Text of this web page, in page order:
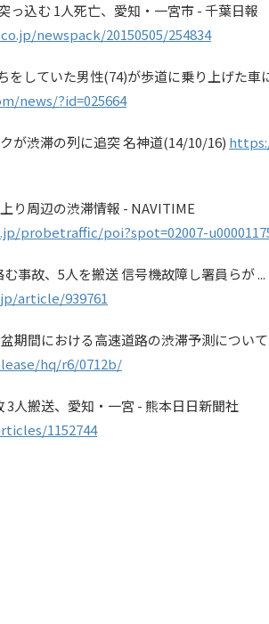
っ込む 1人死亡、愛知・一宮市 - 千葉日報
newspack/20150505/254834
をしていた男性(74)が歩道に乗り上げた車
news/?id=025664
が渋滞の列に追突 名神道(14/10/16)
り周辺の渋滞情報 - NAVITIME
probetraffic/poi?spot=02007-
事故、5人を搬送 信号機故障し署員らが ...
article/939761
期間における高速道路の渋滞予測について
hq/r6/0712b/
人搬送、愛知・一宮 - 熊本日日新聞社
1152744